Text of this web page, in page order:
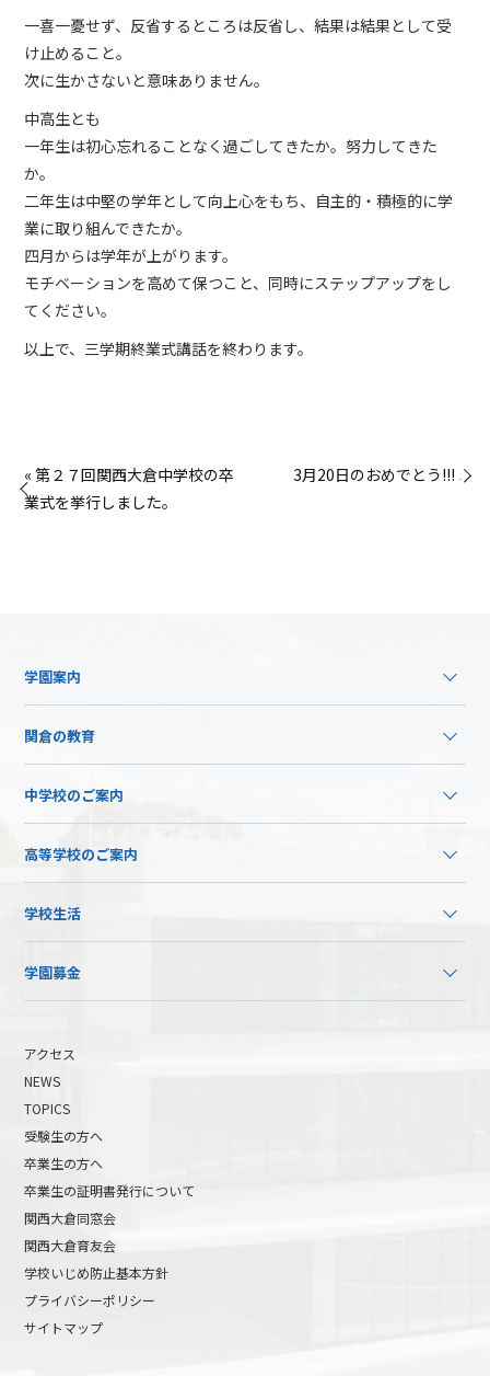
一喜一憂せず、反省するところは反省し、結果は結果として受
け止めること。
次に生かさないと意味ありません。
中高生とも
一年生は初心忘れることなく過ごしてきたか。努力してきた
か。
二年生は中堅の学年として向上心をもち、自主的・積極的に学
業に取り組んできたか。
四月からは学年が上がります。
モチベーションを高めて保つこと、同時にステップアップをし
てください。
以上で、三学期終業式講話を終わります。
« 第２７回関西大倉中学校の卒
業式を挙行しました。
3月20日のおめでとう!!! »
学園案内
関倉の教育
中学校のご案内
高等学校のご案内
学校生活
学園募金
アクセス
NEWS
TOPICS
受験生の方へ
卒業生の方へ
卒業生の証明書発行について
関西大倉同窓会
関西大倉育友会
学校いじめ防止基本方針
プライバシーポリシー
サイトマップ